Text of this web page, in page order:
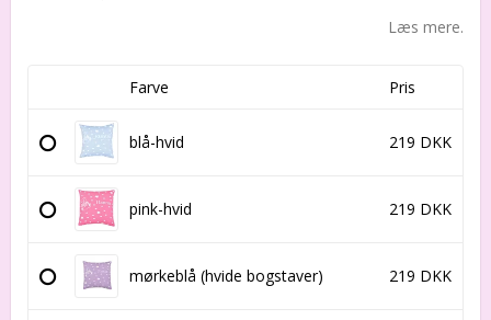
Læs mere.
Farve Pris
blå-hvid 219 DKK
pink-hvid 219 DKK
mørkeblå (hvide bogstaver) 219 DKK